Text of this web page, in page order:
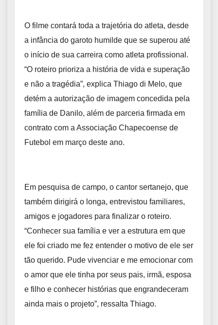
O filme contará toda a trajetória do atleta, desde
a infância do garoto humilde que se superou até
o início de sua carreira como atleta profissional.
“O roteiro prioriza a história de vida e superação
e não a tragédia”, explica Thiago di Melo, que
detém a autorização de imagem concedida pela
família de Danilo, além de parceria firmada em
contrato com a Associação Chapecoense de
Futebol em março deste ano.
Em pesquisa de campo, o cantor sertanejo, que
também dirigirá o longa, entrevistou familiares,
amigos e jogadores para finalizar o roteiro.
“Conhecer sua família e ver a estrutura em que
ele foi criado me fez entender o motivo de ele ser
tão querido. Pude vivenciar e me emocionar com
o amor que ele tinha por seus pais, irmã, esposa
e filho e conhecer histórias que engrandeceram
ainda mais o projeto”, ressalta Thiago.